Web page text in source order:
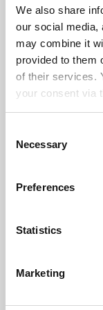
We also share
our social media,
may combine it
provided to them
of their services.
your consent via
Selection
Necessary
Preferences
Statistics
Marketing
Dieses Produkt
Anforderungen
entspricht.
TÜV NORD ist
und weltweit als